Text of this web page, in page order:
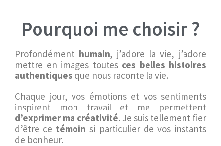
Pourquoi me choisir ?
Profondément humain, j’adore la vie, j’adore
mettre en images toutes ces belles histoires
authentiques que nous raconte la vie.
Chaque jour, vos émotions et vos sentiments
inspirent mon travail et me permettent
d’exprimer ma créativité. Je suis tellement fier
d’être ce témoin si particulier de vos instants
de bonheur.